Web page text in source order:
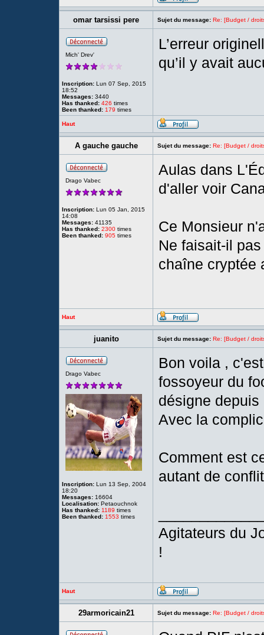
omar tarsissi pere Sujet du message: Re: [Budget /
Mich' Drev'
Inscription: Lun 07 Sep, 2015
18:52
Messages: 3440
Has thanked: 426 times
Been thanked: 179 times
L’erreur
qu’il y avait
Haut
A gauche gauche Sujet du message: Re: [Budget /
Drago Vabec
Inscription: Lun 05 Jan, 2015
14:08
Messages: 41135
Has thanked: 2300 times
Been thanked: 905 times
Aulas dans
d'aller voir
Ce Monsieur
Ne faisait-il
chaîne cryptée
Haut
juanito Sujet du message: Re: [Budget /
Drago Vabec
Inscription: Lun 13 Sep, 2004
18:20
Messages: 16604
Localisation: Petaouchnok
Has thanked: 1189 times
Been thanked: 1553 times
Bon voila ,
fossoyeur du
désigne depuis
Avec la
Comment est
autant de
Agitateurs du
!
Haut
29armoricain21 Sujet du message: Re: [Budget /